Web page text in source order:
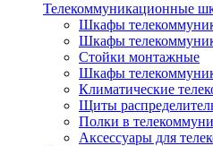
Телекоммуникационные
Шкафы
Шкафы
Стойки монтажные
Шкафы
Климатические
Щиты
Полки в
Аксессуары для